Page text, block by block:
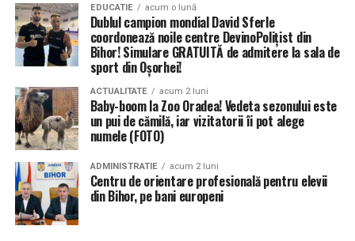
ETICHETE: CLAUDIU KESERU EURO 2020
RECOMANDAT
URMATORUL
Baschet: Băieţii de la CSM CSU Oradea s-au impus pe
terenul timişorenilor
NU RATATI
Lovitură de… Teatru: Justiţia a decis ca Daniel Vulcu să
se întoarcă la şefia Teatrului Regina Maria
EDUCATIE acum o lună
Dublul campion mondial David Sferle
coordonează noile centre DevinoPolițist din
Bihor! Simulare GRATUITĂ de admitere la sala de
sport din Oșorhei!
ACTUALITATE acum 2 luni
Baby-boom la Zoo Oradea! Vedeta sezonului este
un pui de cămilă, iar vizitatorii îi pot alege
numele (FOTO)
ADMINISTRATIE acum 2 luni
Centru de orientare profesională pentru elevii
din Bihor, pe bani europeni